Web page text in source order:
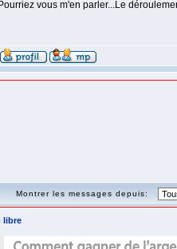
Pourriez vous m'en parler...Le
Montrer les messages depuis:
libre